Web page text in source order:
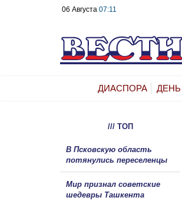
06 Августа 07:11
ДИАСПОРА
/// ТОП
В Псковскую область
потянулись переселенцы
Мир признал советские
шедевры Ташкента